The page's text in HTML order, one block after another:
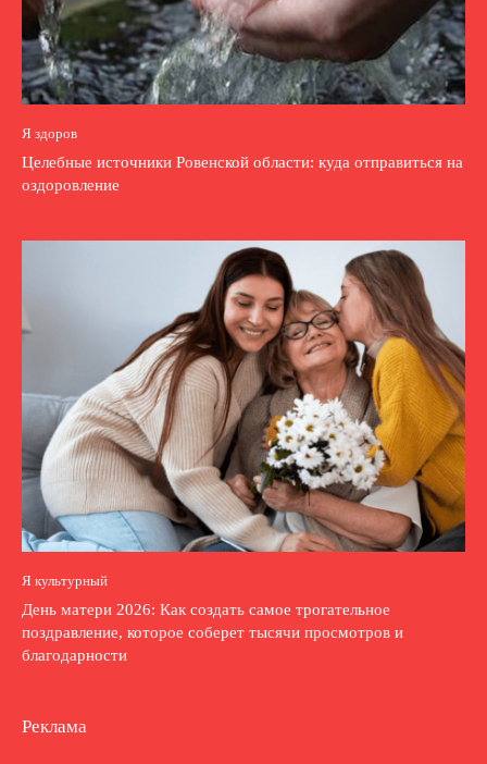
Я здоров
Целебные источники Ровенской области: куда отправиться на
оздоровление
Я культурный
День матери 2026: Как создать самое трогательное
поздравление, которое соберет тысячи просмотров и
благодарности
Реклама